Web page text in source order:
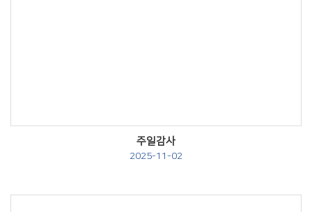
주일감사
2025-11-02